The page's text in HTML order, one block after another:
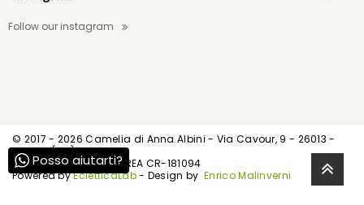
Posso aiutarti?
Follow our instagram
© 2017 - 2026 Camelia di Anna Albini - Via Cavour, 9 - 26013 -
Crema (CR)
P.IVA IT01539520195 - REA CR-181094
Powered byEcletticaLab- Design byEnrico Malinverni